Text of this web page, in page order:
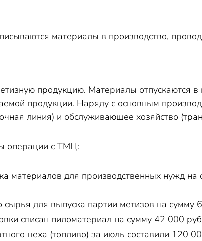
материалы в производство,
продукцию. Материалы отпускаются в
продукции. Наряду с основным
линия) и обслуживающее хозяйство
операции с ТМЦ:
материалов для производственных нужд
сырья для выпуска партии метизов на сумму
списан пиломатериал на сумму 42 000
цеха (топливо) за июль составили 120